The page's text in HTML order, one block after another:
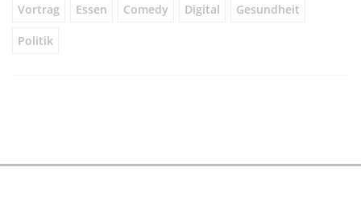
Vortrag Essen Comedy Digital Gesundheit
Politik